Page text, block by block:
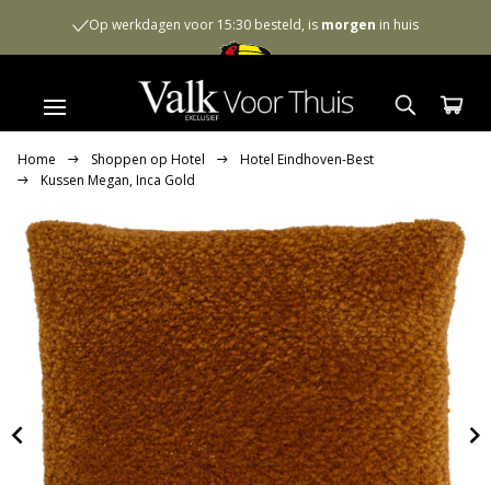
Op werkdagen voor 15:30 besteld, is morgen in huis
Home Shoppen op Hotel
Hotel Eindhoven-Best
Kussen Megan, Inca Gold